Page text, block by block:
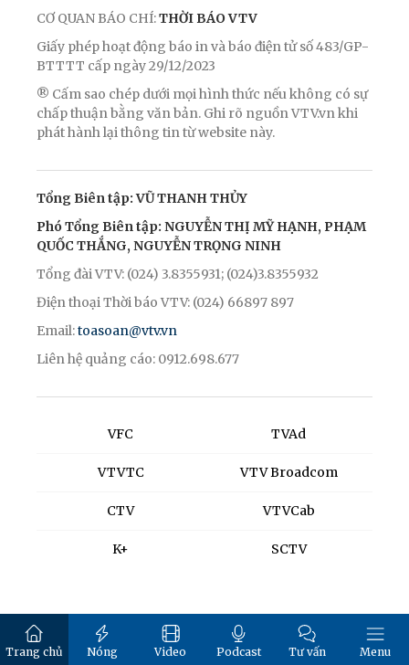
Trang chủ Nóng Video Podcast Tư vấn Menu
CƠ QUAN BÁO CHÍ:THỜI BÁO VTV
Giấy phép hoạt động báo in và báo điện tử số 483/GP-
BTTTT cấp ngày 29/12/2023
® Cấm sao chép dưới mọi hình thức nếu không có sự
chấp thuận bằng văn bản. Ghi rõ nguồn VTV.vn khi
phát hành lại thông tin từ website này.
Tổng Biên tập: VŨ THANH THỦY
Phó Tổng Biên tập: NGUYỄN THỊ MỸ HẠNH, PHẠM
QUỐC THẮNG, NGUYỄN TRỌNG NINH
Tổng đài VTV: (024) 3.8355931; (024)3.8355932
Điện thoại Thời báo VTV: (024) 66897 897
Email:toasoan@vtv.vn
Liên hệ quảng cáo: 0912.698.677
VFC
VTVTC
CTV
K+
TVAd
VTV Broadcom
VTVCab
SCTV